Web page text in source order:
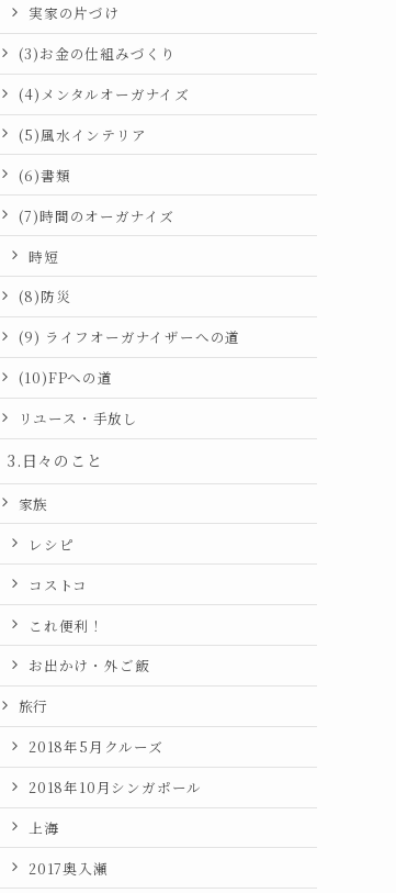
実家の片づけ
(3)お金の仕組みづくり
(4)メンタルオーガナイズ
(5)風水インテリア
(6)書類
(7)時間のオーガナイズ
時短
(8)防災
(9) ライフオーガナイザーへの道
(10)FPへの道
リユース・手放し
3.日々のこと
家族
レシピ
コストコ
これ便利！
お出かけ・外ご飯
旅行
2018年5月クルーズ
2018年10月シンガポール
上海
2017奥入瀬